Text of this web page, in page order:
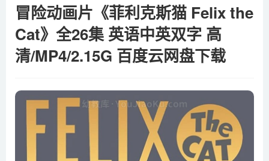
冒险动画片《菲利克斯猫 Felix the
Cat》全26集 英语中英双字 高
清/MP4/2.15G 百度云网盘下载